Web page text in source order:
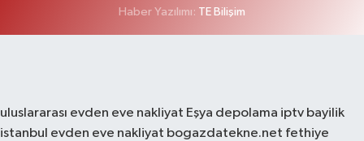
Haber Yazılımı: TE Bilişim
uluslararası evden eve nakliyat Eşya depolama iptv bayilik
istanbul evden eve nakliyat bogazdatekne.net fethiye